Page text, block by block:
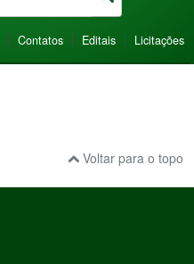
Contatos Editais Licitações
Voltar para o topo